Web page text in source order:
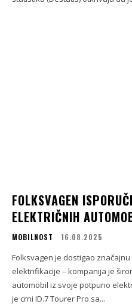
FOLKSVAGEN
ELEKTRIČNIH
MOBILNOST 16.08.2025
Folksvagen je dostigao
elektrifikacije – kompanija je
automobil iz svoje potpuno
je crni ID.7 Tourer Pro sa...